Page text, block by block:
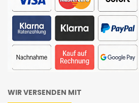
WIR VERSENDEN MIT